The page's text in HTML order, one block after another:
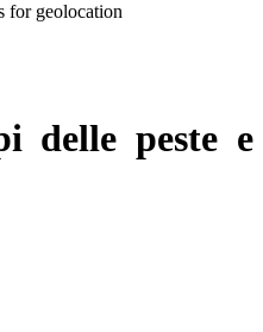
for geolocation
delle peste e